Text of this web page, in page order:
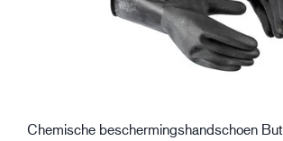
Chemische beschermingshandschoen